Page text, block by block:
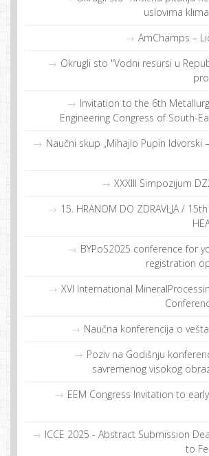
uslovima
AmChamps –
Okrugli sto "Vodni resursi u
Invitation to the 6th
Engineering Congress of South-
Naučni skup „Mihajlo Pupin Idvorski
XXXIII Simpozijum
15. HRANOM DO ZDRAVLJA /
BYPoS2025 conference for
registration
XVI International
Naučna konferencija o
Poziv na Godišnju
savremenog visokog
EEM Congress Invitation to
ICCE 2025 - Abstract Submission
to